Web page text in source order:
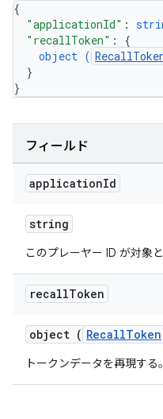
{
"applicationId" :
"recallToken" : {
object (
}
}
フィールド
applicationId
string
このプレーヤー ID が対象
recallToken
object ( RecallToken
トークンデータを再現する。